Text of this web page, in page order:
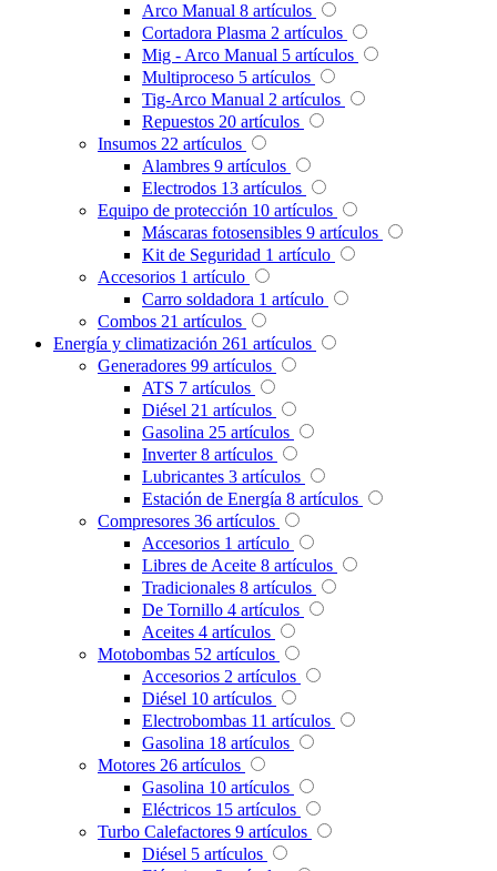
Arco Manual 8 artículos
Cortadora Plasma 2 artículos
Mig - Arco Manual 5 artículos
Multiproceso 5 artículos
Tig-Arco Manual 2 artículos
Repuestos 20 artículos
Insumos 22 artículos
Alambres 9 artículos
Electrodos 13 artículos
Equipo de protección 10 artículos
Máscaras fotosensibles 9 artículos
Kit de Seguridad 1 artículo
Accesorios 1 artículo
Carro soldadora 1 artículo
Combos 21 artículos
Energía y climatización 261 artículos
Generadores 99 artículos
ATS 7 artículos
Diésel 21 artículos
Gasolina 25 artículos
Inverter 8 artículos
Lubricantes 3 artículos
Estación de Energía 8 artículos
Compresores 36 artículos
Accesorios 1 artículo
Libres de Aceite 8 artículos
Tradicionales 8 artículos
De Tornillo 4 artículos
Aceites 4 artículos
Motobombas 52 artículos
Accesorios 2 artículos
Diésel 10 artículos
Electrobombas 11 artículos
Gasolina 18 artículos
Motores 26 artículos
Gasolina 10 artículos
Eléctricos 15 artículos
Turbo Calefactores 9 artículos
Diésel 5 artículos